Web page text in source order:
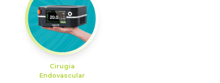
Cirugia
Endovascular